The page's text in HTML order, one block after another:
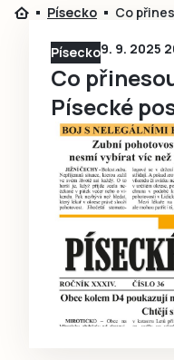
Ještě nemám
Písecko Co
Písecko9. 9. 2025
Co
Písecké